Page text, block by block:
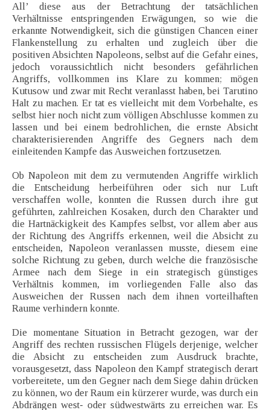
All’ diese aus der Betrachtung der tatsächlichen
Verhältnisse entspringenden Erwägungen, so wie die
erkannte Notwendigkeit, sich die günstigen Chancen einer
Flankenstellung zu erhalten und zugleich über die
positiven Absichten Napoleons, selbst auf die Gefahr eines,
jedoch voraussichtlich nicht besonders gefährlichen
Angriffs, vollkommen ins Klare zu kommen; mögen
Kutusow und zwar mit Recht veranlasst haben, bei Tarutino
Halt zu machen. Er tat es vielleicht mit dem Vorbehalte, es
selbst hier noch nicht zum völligen Abschlusse kommen zu
lassen und bei einem bedrohlichen, die ernste Absicht
charakterisierenden Angriffe des Gegners nach dem
einleitenden Kampfe das Ausweichen fortzusetzen.
Ob Napoleon mit dem zu vermutenden Angriffe wirklich
die Entscheidung herbeiführen oder sich nur Luft
verschaffen wolle, konnten die Russen durch ihre gut
geführten, zahlreichen Kosaken, durch den Charakter und
die Hartnäckigkeit des Kampfes selbst, vor allem aber aus
der Richtung des Angriffs erkennen, weil die Absicht zu
entscheiden, Napoleon veranlassen musste, diesem eine
solche Richtung zu geben, durch welche die französische
Armee nach dem Siege in ein strategisch günstiges
Verhältnis kommen, im vorliegenden Falle also das
Ausweichen der Russen nach dem ihnen vorteilhaften
Raume verhindern konnte.
Die momentane Situation in Betracht gezogen, war der
Angriff des rechten russischen Flügels derjenige, welcher
die Absicht zu entscheiden zum Ausdruck brachte,
vorausgesetzt, dass Napoleon den Kampf strategisch derart
vorbereitete, um den Gegner nach dem Siege dahin drücken
zu können, wo der Raum ein kürzerer wurde, was durch ein
Abdrängen west- oder südwestwärts zu erreichen war. Es